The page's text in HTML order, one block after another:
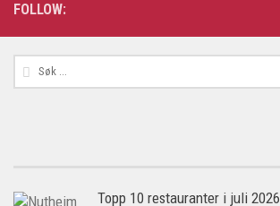
FOLLOW:
Søk
etter:
Topp 10 restauranter i juli 2026